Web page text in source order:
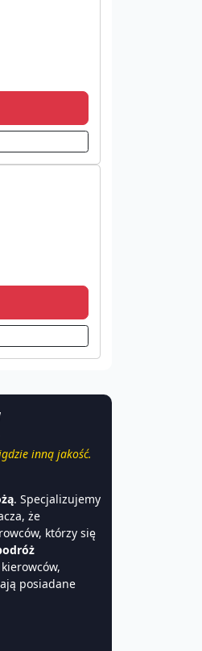
inną jakość.
. Specjalizujemy
że
którzy się
posiadane